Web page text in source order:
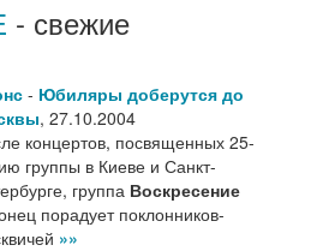
- свежие
- Юбиляры доберутся до
, 27.10.2004
концертов, посвященных 25-
группы в Киеве и Санкт-
группа Воскресение
порадует поклонников-
»»